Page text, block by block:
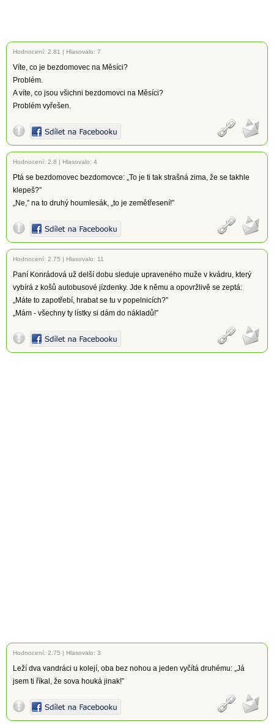
Hodnocení: 2.81 | Hlasovalo: 7
Víte, co je bezdomovec na Měsíci?
Problém.
A víte, co jsou všichni bezdomovci na Měsíci?
Problém vyřešen.
Hodnocení: 2.8 | Hlasovalo: 4
Ptá se bezdomovec bezdomovce: „To je ti tak strašná zima, že se takhle
klepeš?”
„Ne,” na to druhý houmlesák, „to je zemětřesení!”
Hodnocení: 2.75 | Hlasovalo: 11
Paní Konrádová už delší dobu sleduje upraveného muže v kvádru, který
vybírá z košů autobusové jízdenky. Jde k němu a opovržlivě se zeptá:
„Máte to zapotřebí, hrabat se tu v popelnicích?”
„Mám - všechny ty lístky si dám do nákladů!”
Hodnocení: 2.75 | Hlasovalo: 3
Leží dva vandráci u kolejí, oba bez nohou a jeden vyčítá druhému: „Já
jsem ti říkal, že sova houká jinak!”